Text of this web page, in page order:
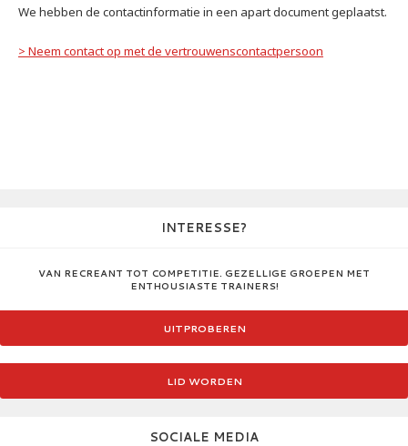
We hebben de contactinformatie in een apart document geplaatst.
> Neem contact op met de vertrouwenscontactpersoon
INTERESSE?
VAN RECREANT TOT COMPETITIE. GEZELLIGE GROEPEN MET
ENTHOUSIASTE TRAINERS!
UITPROBEREN
LID WORDEN
SOCIALE MEDIA